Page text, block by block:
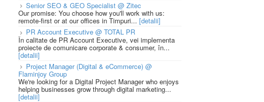
Senior SEO & GEO Specialist @ Zitec
Our promise: You choose how you'll work with us:
remote-first or at our offices in Timpuri... [detalii]
PR Account Executive @ TOTAL PR
În calitate de PR Account Executive, vei implementa
proiecte de comunicare corporate & consumer, în...
[detalii]
Project Manager (Digital & eCommerce) @
Flaminjoy Group
We're looking for a Digital Project Manager who enjoys
helping businesses grow through digital marketing...
[detalii]